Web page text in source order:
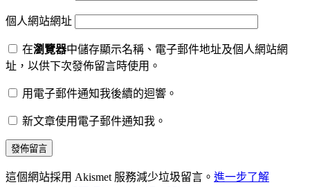
個人網站網址
在瀏覽器中儲存顯示名稱、電子郵件地址及個人網站網
址，以供下次發佈留言時使用。
用電子郵件通知我後續的迴響。
新文章使用電子郵件通知我。
這個網站採用 Akismet 服務減少垃圾留言。 進一步了解